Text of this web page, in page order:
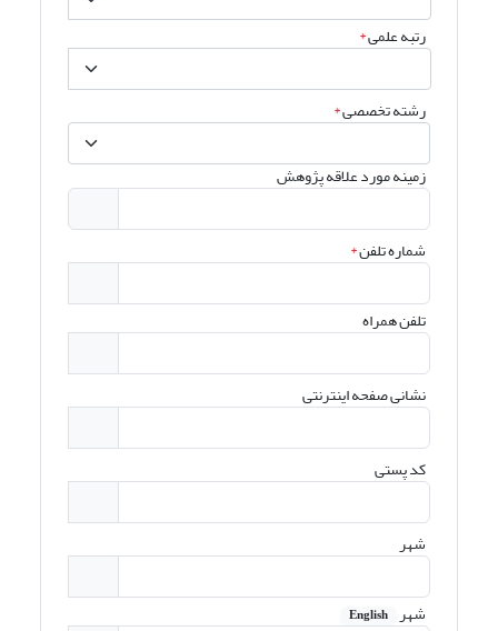
رتبه علمی*
رشته تخصصی*
زمینه مورد علاقه پژوهش
شماره تلفن*
تلفن همراه
نشانی صفحه اینترنتی
کد پستی
شهر
شهر English